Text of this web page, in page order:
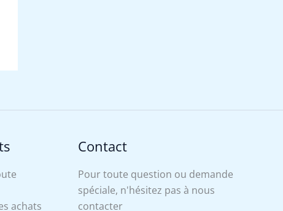
achats
Contact
Pour toute question ou demande
spéciale, n'hésitez pas à nous
contacter